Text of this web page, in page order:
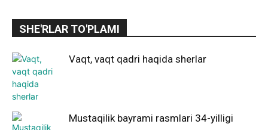
SHE'RLAR TO'PLAMI
Vaqt, vaqt qadri haqida sherlar
Mustaqilik bayrami rasmlari 34-yilligi